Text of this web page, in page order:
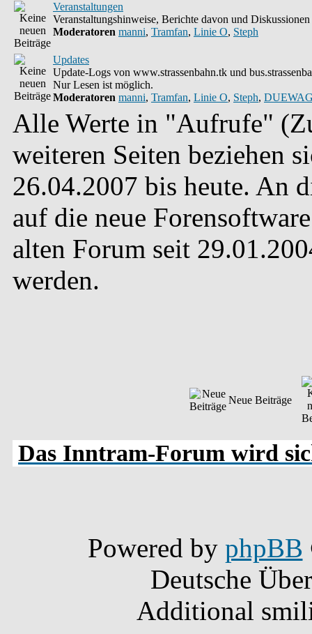
Veranstaltungen
Veranstaltungshinweise, Berichte davon und Diskussionen
Moderatoren manni, Tramfan, Linie O, Steph
Updates
Update-Logs von www.strassenbahn.tk und
Nur Lesen ist möglich.
Moderatoren manni, Tramfan, Linie O, Steph,
Alle Werte in "Aufrufe"
weiteren Seiten beziehen
26.04.2007 bis heute. An
auf die neue
alten Forum seit
werden.
Neue Beiträge
Das Inntram-Forum wird
Powered by phpBB
Deutsche
Additional